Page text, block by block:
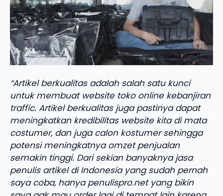
“Artikel berkualitas adalah salah satu kunci
untuk membuat website toko online kebanjiran
traffic. Artikel berkualitas juga pastinya dapat
meningkatkan kredibilitas website kita di mata
costumer, dan juga calon kostumer sehingga
potensi meningkatnya omzet penjualan
semakin tinggi. Dari sekian banyaknya jasa
penulis artikel di Indonesia yang sudah pernah
saya coba, hanya penulispro.net yang bikin